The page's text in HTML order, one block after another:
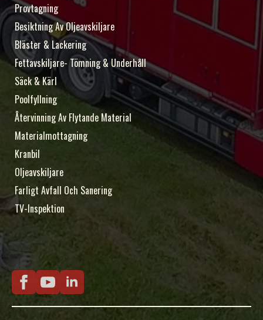
Provtagning
Besiktning Av Oljeavskiljare
Bläster & Lackering
Fettavskiljare- Tömning & Underhåll
Säck & Kärl
Poolfyllning
Återvinning Av Flytande Material
Materialmottagning
Kranbil
Oljeavskiljare
Farligt Avfall Och Sanering
TV-Inspektion